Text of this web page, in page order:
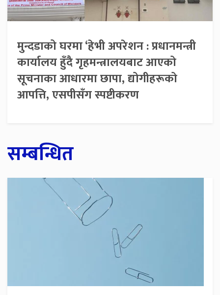
मुन्दडाको घरमा ‘हेभी अपरेशन : प्रधानमन्त्री
कार्यालय हुँदै गृहमन्त्रालयबाट आएको
सूचनाका आधारमा छापा, द्योगीहरूको
आपत्ति, एसपीसँग स्पष्टीकरण
सम्बन्धित